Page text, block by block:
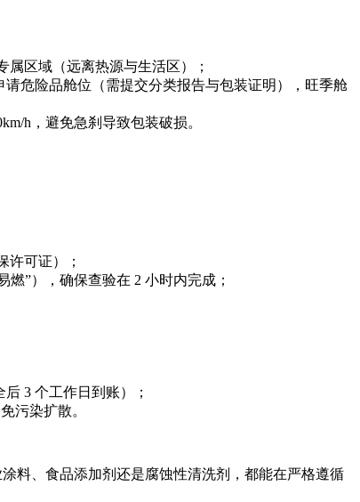
属区域（远离热源与生活区）；
请危险品舱位（需提交分类报告与包装证明），旺季舱
h，避免急刹导致包装破损。
许可证）；
”），确保查验在 2 小时内完成；
3 个工作日到账）；
污染扩散。
料、食品添加剂还是腐蚀性清洗剂，都能在严格遵循